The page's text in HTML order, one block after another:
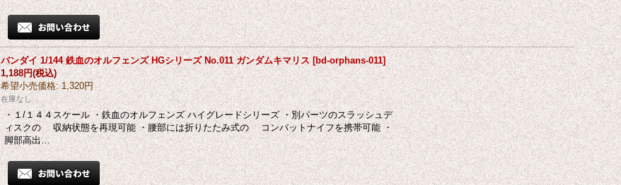
バンダイ 1/144 鉄血のオルフェンズ HGシリーズ No.011 ガンダムキマリス [bd-orphans-011]
1,188円(税込)
希望小売価格: 1,320円
在庫なし
・１/１４４スケール ・鉄血のオルフェンズ ハイグレードシリーズ ・別パーツのスラッシュデ
ィスクの 収納状態を再現可能 ・腰部には折りたたみ式の コンバットナイフを携帯可能 ・
脚部高出…